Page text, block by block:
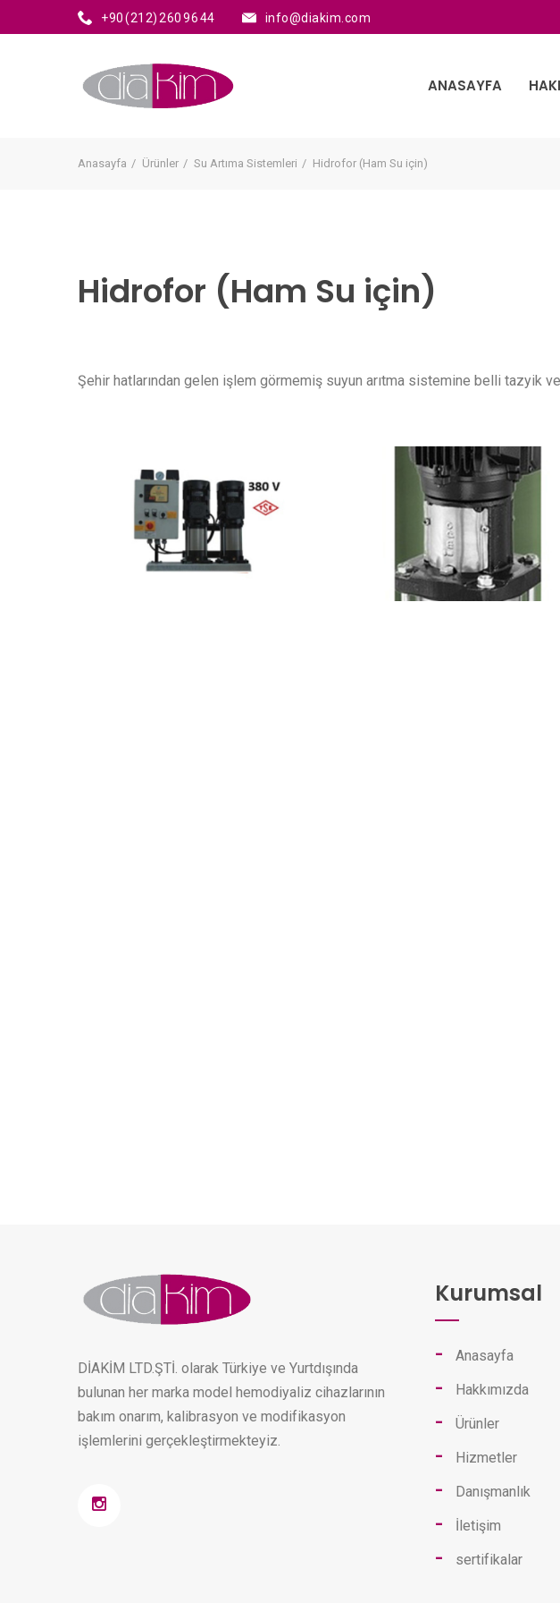
+90 (212) 260 96 44 info@diakim.com
ANASAYFA
Anasayfa Ürünler Su Artıma Sistemleri Hidrofor (Ham Su için)
Hidrofor (Ham Su için)
Şehir hatlarından gelen işlem görmemiş suyun arıtma sistemine belli tazyik
DİAKİM LTD.ŞTİ. olarak Türkiye ve Yurtdışında
bulunan her marka model hemodiyaliz cihazlarının
bakım onarım, kalibrasyon ve modifikasyon
işlemlerini gerçekleştirmekteyiz.
Kurumsal
Anasayfa
Hakkımızda
Ürünler
Hizmetler
Danışmanlık
İletişim
sertifikalar